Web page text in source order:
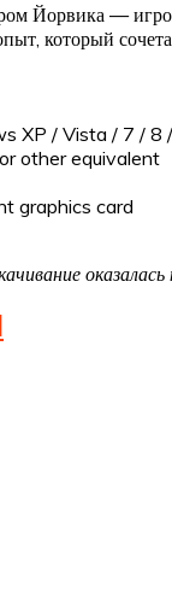
Йорвика —
который
XP / Vista / 7 / 8
other equivalent
graphics card